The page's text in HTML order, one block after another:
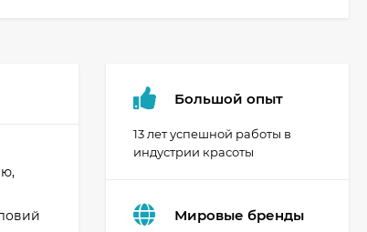
Большой опыт
13 лет успешной работы в
индустрии красоты
Мировые бренды